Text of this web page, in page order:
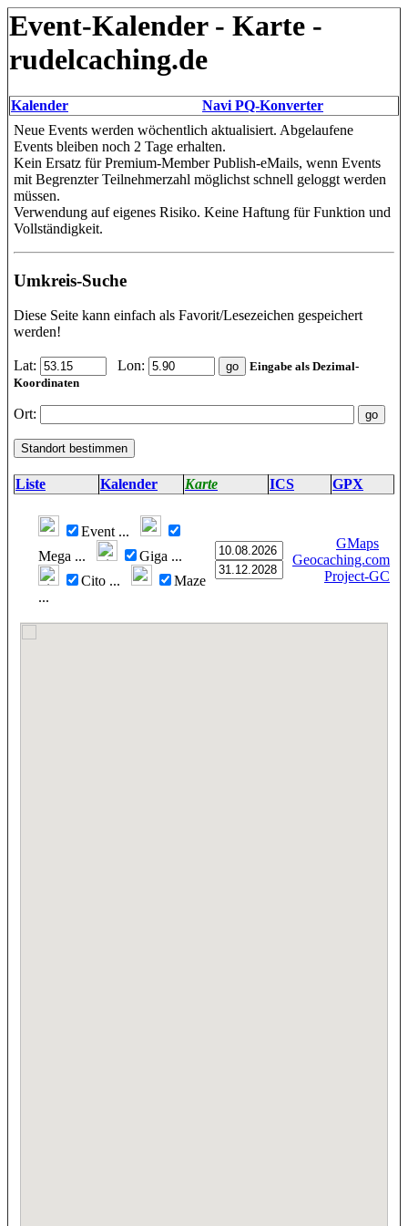
Event-Kalender - Karte -
rudelcaching.de
Kalender
Navi PQ-Konverter
Neue Events werden wöchentlich aktualisiert. Abgelaufene
Events bleiben noch 2 Tage erhalten.
Kein Ersatz für Premium-Member Publish-eMails, wenn Events
mit Begrenzter Teilnehmerzahl möglichst schnell geloggt werden
müssen.
Verwendung auf eigenes Risiko. Keine Haftung für Funktion und
Vollständigkeit.
Umkreis-Suche
Diese Seite kann einfach als Favorit/Lesezeichen gespeichert
werden!
Lat: Lon:
Eingabe als Dezimal-
Koordinaten
Ort:
Liste Kalender Karte ICS GPX
Event ...
Mega ... Giga ...
Cito ...
Maze
...
GMaps
Geocaching.com
Project-GC